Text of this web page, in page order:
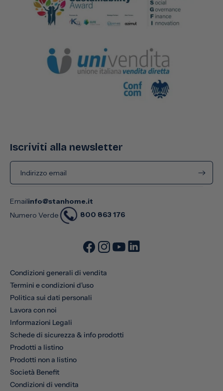
Iscriviti alla newsletter
Indirizzo email
Emailinfo@stanhome.it
Numero Verde
800 863 176
Condizioni generali di vendita
Termini e condizioni d'uso
Politica sui dati personali
Lavora con noi
Informazioni Legali
Schede di sicurezza & info prodotti
Prodotti a listino
Prodotti non a listino
Società Benefit
Condizioni di vendita